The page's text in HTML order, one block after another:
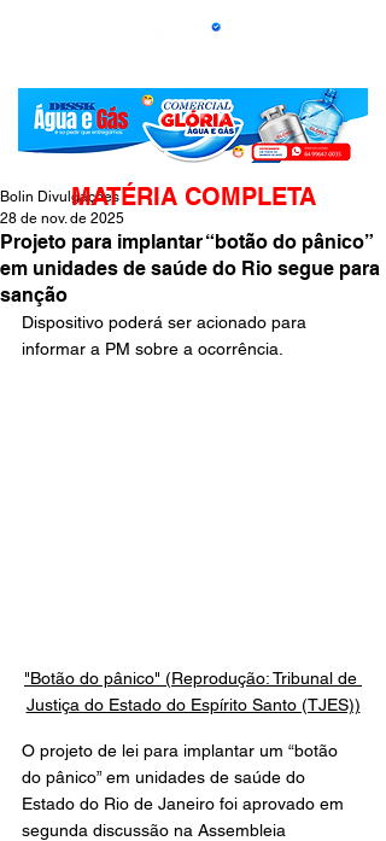
Projeto para implantar “botão do pânico”
em unidades de saúde do Rio segue para
sanção
Bolin Divulgações
28 de nov. de 2025
Dispositivo poderá ser acionado para
informar a PM sobre a ocorrência.
"Botão do pânico" (Reprodução: Tribunal de
Justiça do Estado do Espírito Santo (TJES))
O projeto de lei para implantar um “botão
do pânico” em unidades de saúde do
Estado do Rio de Janeiro foi aprovado em
segunda discussão na Assembleia
MATÉRIA COMPLETA